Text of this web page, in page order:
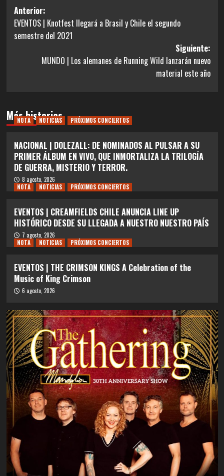
Navegación
de
entradas
Anterior:
EVENTOS | Knotfest llegará a Brasil y Chile el segundo
semestre del 2021
Siguiente:
MUNDO | Los alemanes de Running Wild lanzarán nuevo
material este año
Más historias
NOTA NOTICIAS PRÓXIMOS CONCIERTOS
NACIONAL | DOLEZALL: DE NOMINADOS AL PULSAR A SU
PRIMER ÁLBUM EN VIVO, QUE INMORTALIZA LA TRILOGÍA
DE GUERRA, MISTERIO Y TERROR.
8 agosto, 2026
NOTA
NOTICIAS PRÓXIMOS CONCIERTOS
EVENTOS | CREAMFIELDS CHILE ANUNCIA LINE UP
HISTÓRICO DESDE SU LLEGADA A NUESTRO NUESTRO PAÍS
7 agosto, 2026
NOTA
NOTICIAS PRÓXIMOS CONCIERTOS
EVENTOS | THE CRIMSON KINGS A Celebration of the
Music of King Crimson
6 agosto, 2026